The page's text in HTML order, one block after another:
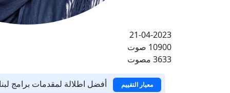
21-04-2023
10900 صوت
3633 مصوت
معيار التقييم أفضل اطلالة لمقدمات برامج